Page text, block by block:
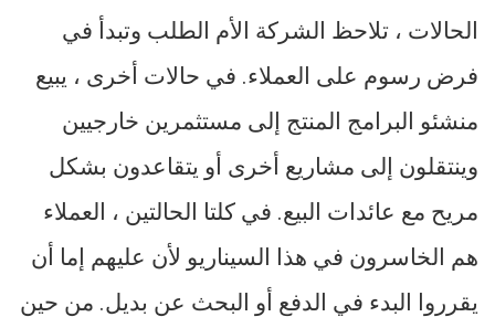
الحالات ، تلاحظ الشركة الأم الطلب وتبدأ في
فرض رسوم على العملاء. في حالات أخرى ، يبيع
منشئو البرامج المنتج إلى مستثمرين خارجيين
وينتقلون إلى مشاريع أخرى أو يتقاعدون بشكل
مريح مع عائدات البيع. في كلتا الحالتين ، العملاء
هم الخاسرون في هذا السيناريو لأن عليهم إما أن
يقرروا البدء في الدفع أو البحث عن بديل. من حين